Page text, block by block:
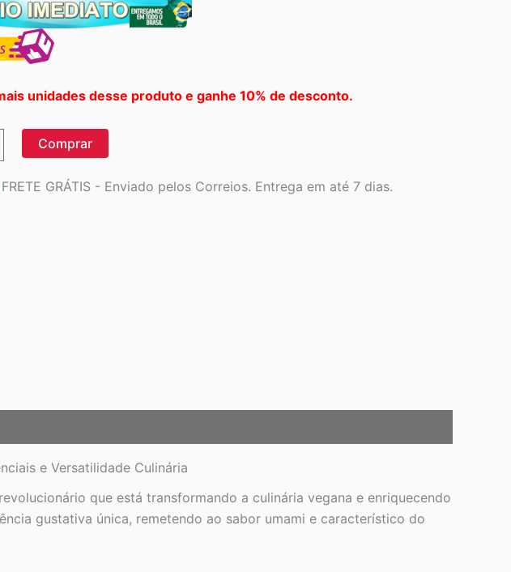
unidades desse produto e ganhe 10% de desconto.
Comprar
FRETE GRÁTIS - Enviado pelos Correios. Entrega em até 7 dias.
e Versatilidade Culinária
que está transformando a culinária vegana e enriquecendo
gustativa única, remetendo ao sabor umami e característico do